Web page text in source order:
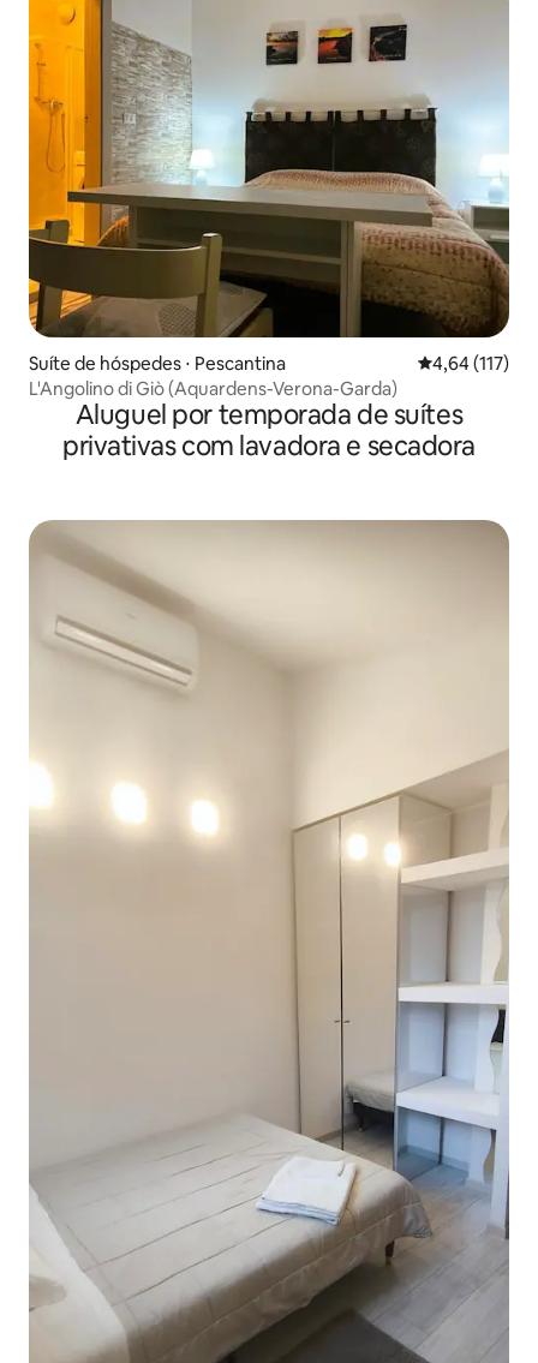
Suíte de hóspedes ⋅ Pescantina 4,64 de uma
4,64 (117)
L'Angolino di Giò (Aquardens-Verona-Garda)
Aluguel por temporada de suítes
privativas com lavadora e secadora